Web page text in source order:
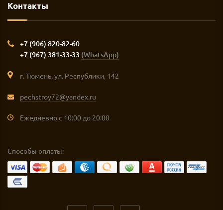
Контакты
+7 (906) 820-82-60
+7 (967) 381-33-33 (WhatsApp)
г. Тюмень, ул. Республики, 142
pechstroy72@yandex.ru
Ежедневно с 10:00 до 20:00
Способы оплаты: